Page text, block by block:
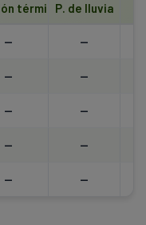
térmicaP. de lluvia
-- --
-- --
-- --
-- --
-- --